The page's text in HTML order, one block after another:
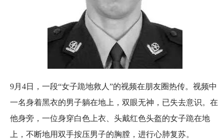
9月4日，一段“女子跪地救人”的视频在朋友圈热传。视频中
一名身着黑衣的男子躺在地上，双眼无神，已失去意识。在
他身旁，一位身穿白色上衣、头戴红色头盔的女子跪在地
上，不断地用双手按压男子的胸膛，进行心肺复苏。